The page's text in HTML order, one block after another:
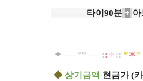
타이90분 +
✦ ──**── :: ✦:: *✶*
◆ 상기금액 현금가 (